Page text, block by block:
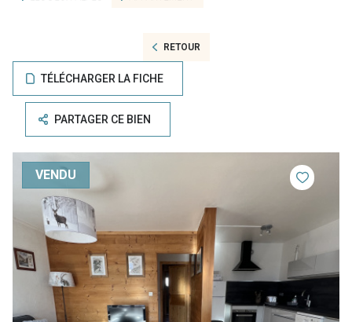
RETOUR
TÉLÉCHARGER LA FICHE
PARTAGER CE BIEN
VENDU